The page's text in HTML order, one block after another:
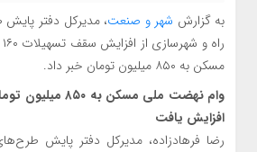
به گزارش شهر و صنعت، مدیرکل دفتر
مسکن به ۸۵۰ میلیون تومان خبر داد.
افزایش یافت
رضا فرهادزاده، مدیرکل دفتر پایش